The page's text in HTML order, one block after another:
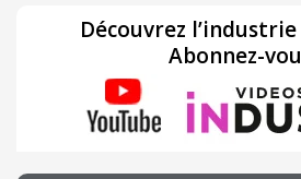
Découvrez
Abonnez-